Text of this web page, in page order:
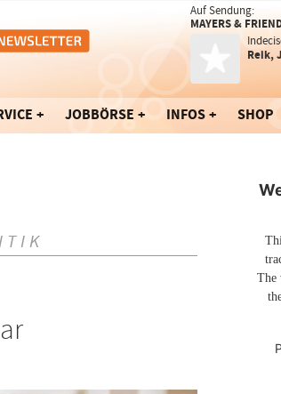
Auf Sendung:
MAYERS &
Reik,
JOBBÖRSE INFOS SHOP
The